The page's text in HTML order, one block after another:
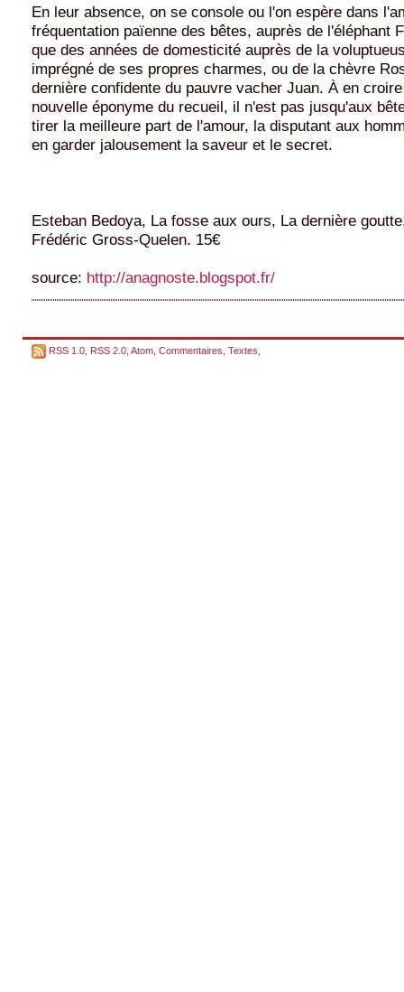
En leur absence, on se console ou l'on espère dans
fréquentation païenne des bêtes, auprès de l'éléphant
que des années de domesticité auprès de la
imprégné de ses propres charmes, ou de la chèvre
dernière confidente du pauvre vacher Juan. À en
nouvelle éponyme du recueil, il n'est pas jusqu'aux
tirer la meilleure part de l'amour, la disputant aux
en garder jalousement la saveur et le secret.
Esteban Bedoya, La fosse aux ours, La dernière
Frédéric Gross-Quelen. 15€
source: http://anagnoste.blogspot.fr/
RSS 1.0 RSS 2.0 Atom Commentaires Textes